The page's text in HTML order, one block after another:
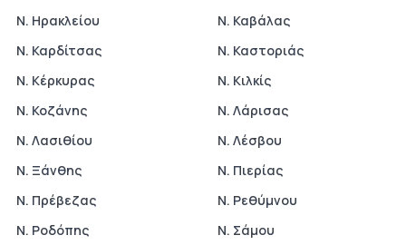
Ν. Ηρακλείου
Ν. Καβάλας
Ν. Καρδίτσας
Ν. Καστοριάς
Ν. Κέρκυρας
Ν. Κιλκίς
Ν. Κοζάνης
Ν. Λάρισας
Ν. Λασιθίου
Ν. Λέσβου
Ν. Ξάνθης
Ν. Πιερίας
Ν. Πρέβεζας
Ν. Ρεθύμνου
Ν. Ροδόπης
Ν. Σάμου